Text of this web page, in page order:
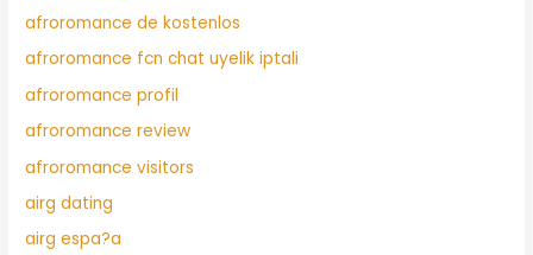
afroromance de kostenlos
afroromance fcn chat uyelik iptali
afroromance profil
afroromance review
afroromance visitors
airg dating
airg espa?a